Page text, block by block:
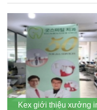
Kex giới thiệu xưởng